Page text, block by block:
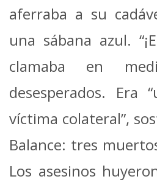
aferraba a su
una sábana azul.
clamaba en
desesperados. Era
víctima colateral”,
Balance: tres
Los asesinos